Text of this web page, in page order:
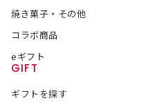
焼き菓子・その他
コラボ商品
eギフト
GIFT
ギフトを探す